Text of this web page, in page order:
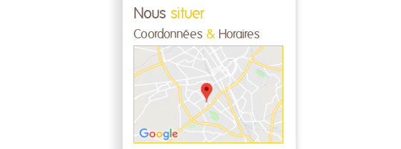
Nous situer
Coordonnées & Horaires